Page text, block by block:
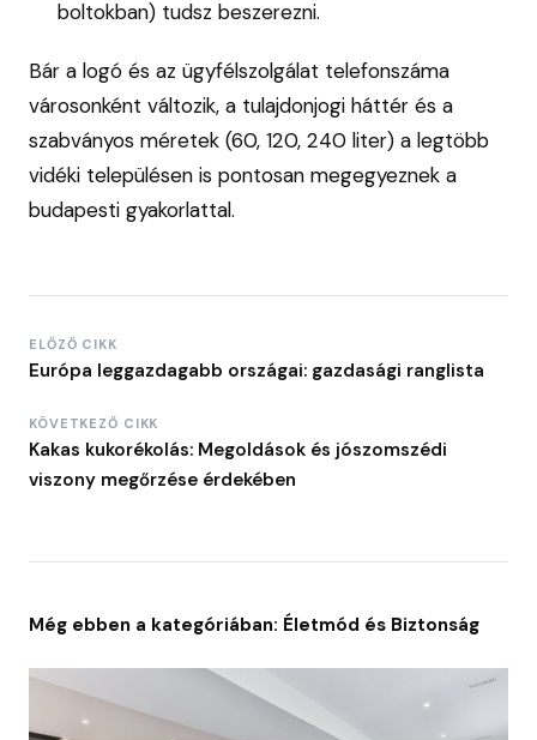
boltokban) tudsz beszerezni.
Bár a logó és az ügyfélszolgálat telefonszáma
városonként változik, a tulajdonjogi háttér és a
szabványos méretek (60, 120, 240 liter) a legtöbb
vidéki településen is pontosan megegyeznek a
budapesti gyakorlattal.
ELŐZŐ CIKK
Európa leggazdagabb országai: gazdasági ranglista
KÖVETKEZŐ CIKK
Kakas kukorékolás: Megoldások és jószomszédi
viszony megőrzése érdekében
Még ebben a kategóriában: Életmód és Biztonság